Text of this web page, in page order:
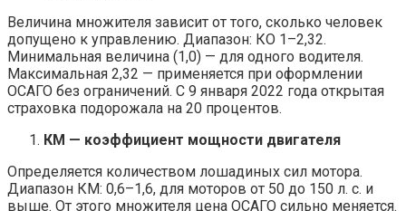
Величина множителя зависит от того, сколько человек
допущено к управлению. Диапазон: КО 1–2,32.
Минимальная величина (1,0) — для одного водителя.
Максимальная 2,32 — применяется при оформлении
ОСАГО без ограничений. С 9 января 2022 года открытая
страховка подорожала на 20 процентов.
КМ — коэффициент мощности двигателя
Определяется количеством лошадиных сил мотора.
Диапазон КМ: 0,6–1,6, для моторов от 50 до 150 л. с. и
выше. От этого множителя цена ОСАГО сильно меняется.